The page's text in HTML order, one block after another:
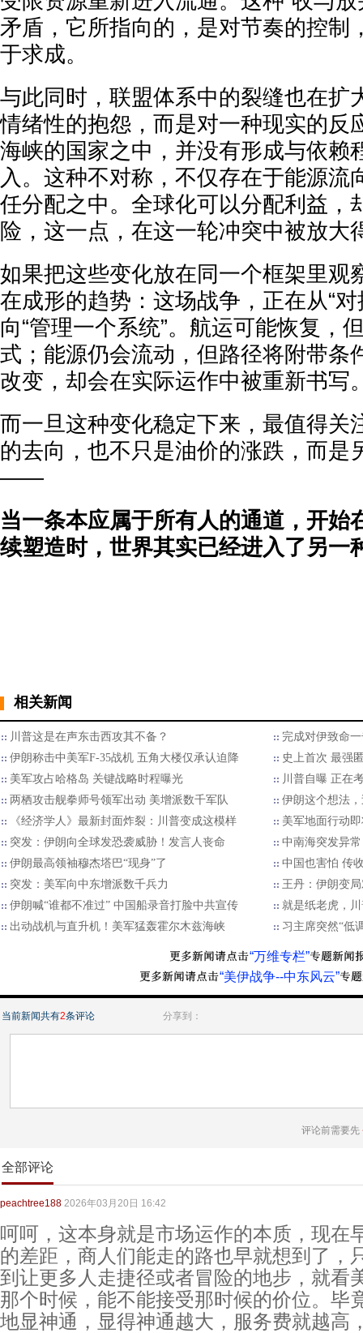
矛盾，它所指向的，是对节奏的控制
于求成。
与此同时，联盟体系中的裂缝也在扩
情绪性的抱怨，而是对一种现实的反
海峡的国家之中，并没有形成与依赖
入。这种不对称，不仅存在于能源流
任分配之中。全球化可以分配利益，
险，这一点，在这一轮冲突中被放大
如果把这些变化放在同一个框架里观
在成形的趋势：这场战争，正在从“
向“管理一个系统”。航运可能恢复，
式；能源仍会流动，但路径将附带条
改变，却会在实际运作中被重新书写
而一旦这种变化稳定下来，最值得关
的去向，也不只是油价的涨跌，而是
——
当一条本应属于所有人的通道，开始
续塑造时，世界其实已经进入了另一
相关新闻
川普这是在声东击西攻其不备？
完成对伊致命
伊朗称击中美军F-35战机 五角大楼仅承认迫降
史上首次 最强
美军攻占哈格岛 关键战略时程曝光
川普自曝 正在
两栖攻击舰拳师号领军出动 美增派数千军队
伊朗这个想法
《经济学人》最新封面炸裂：川普变成这模样
美军地面行动
突发：伊朗向全球发恐袭威胁！发言人丧命
中南海突发异
伊朗最高领袖穆杰塔巴“现身”了
中国也害怕 传
突发：美军向中东增派数千兵力
王丹：伊朗变
伊朗喊“谁都不准过” 中国船录音打脸中共宣传
就是纸老虎，
出动战机与直升机！美军猛轰霍尔木兹海峡
习主席突然“低
“万维专栏”
“美伊战争--中东风云”
当前新闻共有2条评论 分享到：
评论前需要先
全部评论
peachtree188 2026年03月20日 16:42
呵呵，这本身就是市场运作的本质，现在
的差距，商人们能走的路也早就想到了，
到让更多人走捷径或者冒险的地步，就看
那个时候，能不能接受那时候的价位。毕
地显神通，显得神通越大，服务费就越高